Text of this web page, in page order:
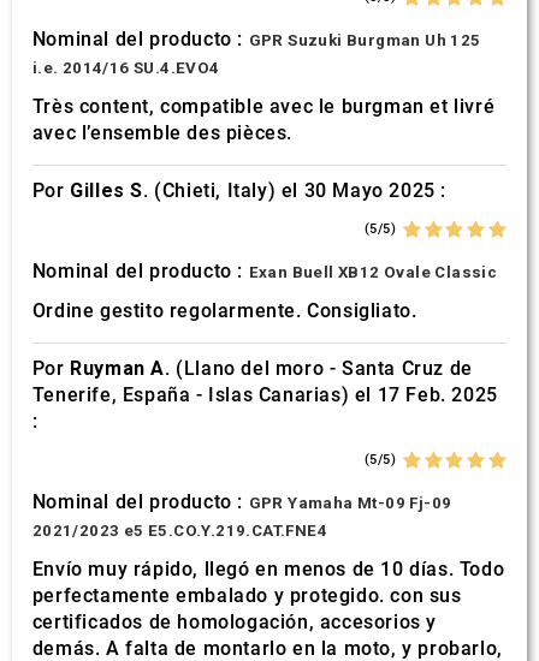
of their services.
Nominal del producto : GPR Suzuki Burgman Uh 125
i.e. 2014/16 SU.4.EVO4
Très content, compatible avec le burgman et livré
avec l’ensemble des pièces.
Por Gilles S. (Chieti, Italy) el 30 Mayo 2025 :
(5/5)
Nominal del producto : Exan Buell XB12 Ovale Classic
Ordine gestito regolarmente. Consigliato.
Por Ruyman A. (Llano del moro - Santa Cruz de
Tenerife, España - Islas Canarias) el 17 Feb. 2025
:
(5/5)
Nominal del producto : GPR Yamaha Mt-09 Fj-09
2021/2023 e5 E5.CO.Y.219.CAT.FNE4
Envío muy rápido, llegó en menos de 10 días. Todo
perfectamente embalado y protegido. con sus
certificados de homologación, accesorios y
demás. A falta de montarlo en la moto, y probarlo,